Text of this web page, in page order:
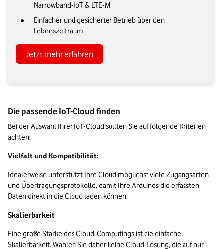
Narrowband-IoT & LTE-M
Einfacher und gesicherter Betrieb über den
Lebenszeitraum
Jetzt mehr erfahren
Die passende IoT-Cloud finden
Bei der Auswahl Ihrer IoT-Cloud sollten Sie auf folgende Kriterien
achten:
Vielfalt und Kompatibilität:
Idealerweise unterstützt Ihre Cloud möglichst viele Zugangsarten
und Übertragungsprotokolle, damit Ihre Arduinos die erfassten
Daten direkt in die Cloud laden können.
Skalierbarkeit
Eine große Stärke des Cloud-Computings ist die einfache
Skalierbarkeit. Wählen Sie daher keine Cloud-Lösung, die auf nur